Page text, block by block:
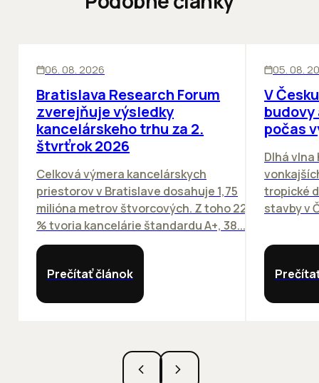
06. 08. 2026
Bratislava Research Forum
zverejňuje výsledky
kancelárskeho trhu za 2.
štvrťrok 2026
Celková výmera kancelárskych
priestorov v Bratislave dosahuje 1,75
milióna metrov štvorcových. Z toho 22
% tvoria kancelárie štandardu A+, 38...
Prečítať článok
05. 08.
V
počas
Dlhá
tropické
stavby v